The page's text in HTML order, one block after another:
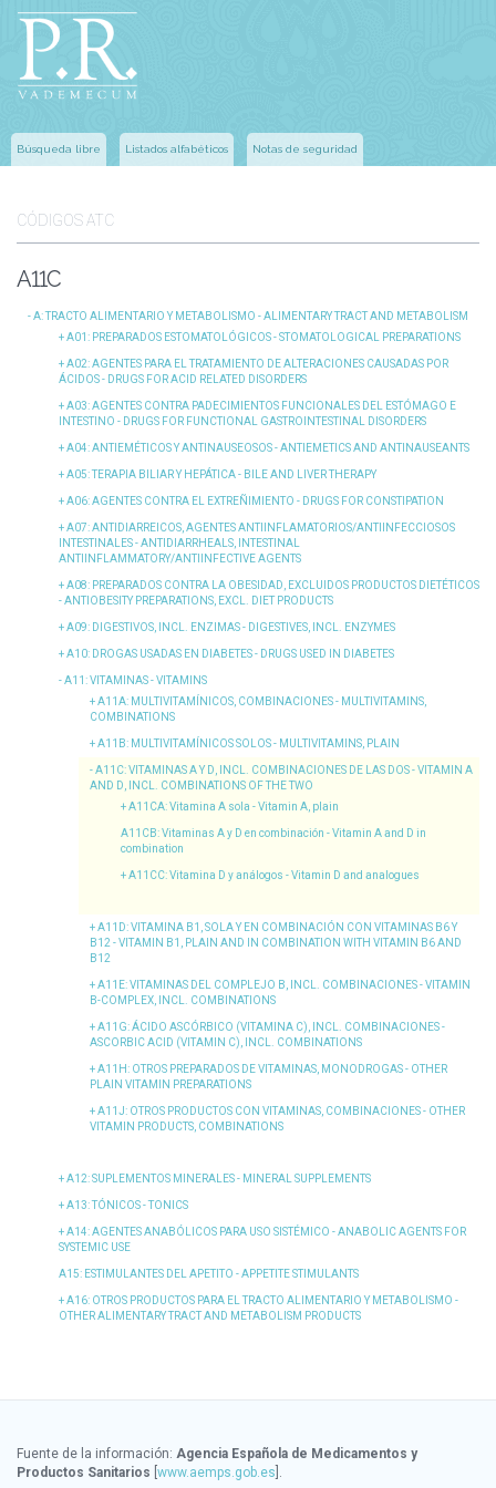
Búsqueda libre Listados alfabéticos Notas de seguridad
CÓDIGOS ATC
A11C
A: TRACTO ALIMENTARIO Y METABOLISMO - ALIMENTARY TRACT AND METABOLISM
A01 : PREPARADOS ESTOMATOLÓGICOS - STOMATOLOGICAL PREPARATIONS
A02: AGENTES PARA EL TRATAMIENTO DE ALTERACIONES CAUSADAS POR
ÁCIDOS - DRUGS FOR ACID RELATED DISORDERS
A03: AGENTES CONTRA PADECIMIENTOS FUNCIONALES DEL ESTÓMAGO E
INTESTINO - DRUGS FOR FUNCTIONAL GASTROINTESTINAL DISORDERS
A04: ANTIEMÉTICOS Y ANTINAUSEOSOS - ANTIEMETICS AND ANTINAUSEANTS
A05: TERAPIA BILIAR Y HEPÁTICA - BILE AND LIVER THERAPY
A06: AGENTES CONTRA EL EXTREÑIMIENTO - DRUGS FOR CONSTIPATION
A07: ANTIDIARREICOS, AGENTES ANTIINFLAMATORIOS/ANTIINFECCIOSOS
INTESTINALES - ANTIDIARRHEALS, INTESTINAL
ANTIINFLAMMATORY/ANTIINFECTIVE AGENTS
A08: PREPARADOS CONTRA LA OBESIDAD, EXCLUIDOS PRODUCTOS DIETÉTICOS
- ANTIOBESITY PREPARATIONS, EXCL. DIET PRODUCTS
A09: DIGESTIVOS, INCL. ENZIMAS - DIGESTIVES, INCL. ENZYMES
A10: DROGAS USADAS EN DIABETES - DRUGS USED IN DIABETES
A11 : VITAMINAS - VITAMINS
A11A: MULTIVITAMÍNICOS, COMBINACIONES - MULTIVITAMINS,
COMBINATIONS
A11B: MULTIVITAMÍNICOS SOLOS - MULTIVITAMINS, PLAIN
A11C: VITAMINAS A Y D, INCL. COMBINACIONES DE LAS DOS - VITAMIN A
AND D, INCL. COMBINATIONS OF THE TWO
A11CA: Vitamina A sola - Vitamin A, plain
A11CB: Vitaminas A y D en combinación - Vitamin A and D in
combination
A11CC: Vitamina D y análogos - Vitamin D and analogues
A11D: VITAMINA B1, SOLA Y EN COMBINACIÓN CON VITAMINAS B6 Y
B12 - VITAMIN B1, PLAIN AND IN COMBINATION WITH VITAMIN B6 AND
B12
A11E: VITAMINAS DEL COMPLEJO B, INCL. COMBINACIONES - VITAMIN
B-COMPLEX, INCL. COMBINATIONS
A11G: ÁCIDO ASCÓRBICO (VITAMINA C), INCL. COMBINACIONES -
ASCORBIC ACID (VITAMIN C), INCL. COMBINATIONS
A11H: OTROS PREPARADOS DE VITAMINAS, MONODROGAS - OTHER
PLAIN VITAMIN PREPARATIONS
A11J: OTROS PRODUCTOS CON VITAMINAS, COMBINACIONES - OTHER
VITAMIN PRODUCTS, COMBINATIONS
A12: SUPLEMENTOS MINERALES - MINERAL SUPPLEMENTS
A13: TÓNICOS - TONICS
A14: AGENTES ANABÓLICOS PARA USO SISTÉMICO - ANABOLIC AGENTS FOR
SYSTEMIC USE
A15: ESTIMULANTES DEL APETITO - APPETITE STIMULANTS
A16: OTROS PRODUCTOS PARA EL TRACTO ALIMENTARIO Y METABOLISMO -
OTHER ALIMENTARY TRACT AND METABOLISM PRODUCTS
Fuente de la información: Agencia Española de Medicamentos y
Productos Sanitarios www.aemps.gob.es ].